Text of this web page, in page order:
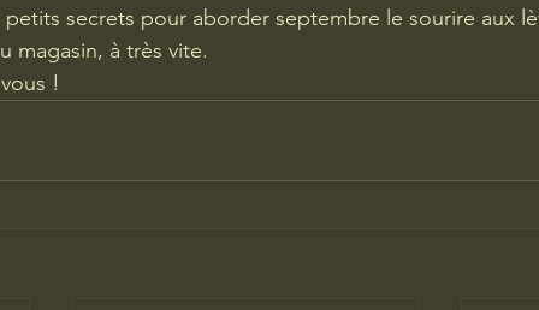
secrets pour aborder septembre le sourire aux
magasin, à très vite.
!